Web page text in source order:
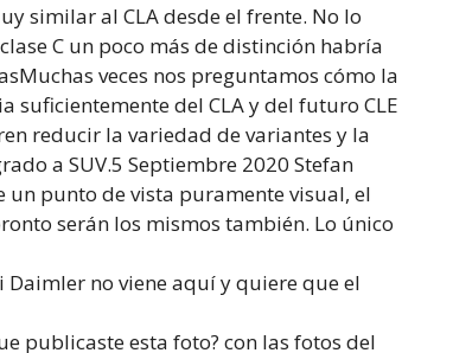
similar al CLA desde el frente. No lo
C un poco más de distinción habría
veces nos preguntamos cómo la
suficientemente del CLA y del futuro CLE
reducir la variedad de variantes y la
a SUV.5 Septiembre 2020 Stefan
un punto de vista puramente visual, el
serán los mismos también. Lo único
Daimler no viene aquí y quiere que el
publicaste esta foto? con las fotos del